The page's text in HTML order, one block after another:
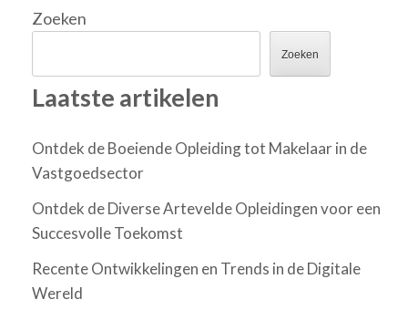
Zoeken
Zoeken
Laatste artikelen
Ontdek de Boeiende Opleiding tot Makelaar in de
Vastgoedsector
Ontdek de Diverse Artevelde Opleidingen voor een
Succesvolle Toekomst
Recente Ontwikkelingen en Trends in de Digitale
Wereld